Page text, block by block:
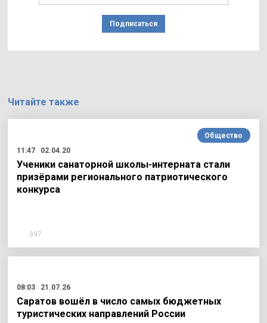
Подписаться
Читайте также
Общество
11:47
02.04.20
Ученики санаторной школы-интерната стали
призёрами регионального патриотического
конкурса
397
08:03 21.07.26
Саратов вошёл в число самых бюджетных
туристических направлений России